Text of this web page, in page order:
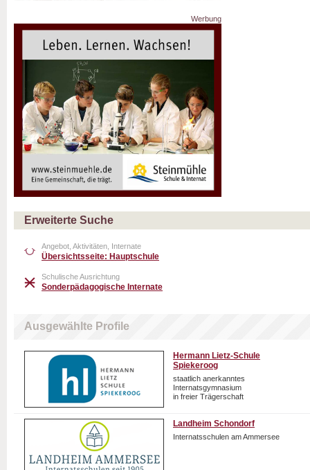
Werbung
Erweiterte Suche
Angebot, Aktivitäten, Internate
Übersichtsseite: Hauptschule
Schulische Ausrichtung
Sonderpädagogische Internate
Ausgewählte Profile
Hermann Lietz-Schule
Spiekeroog
staatlich anerkanntes
Internatsgymnasium
in freier Trägerschaft
Landheim Schondorf
Internatsschulen am Ammersee